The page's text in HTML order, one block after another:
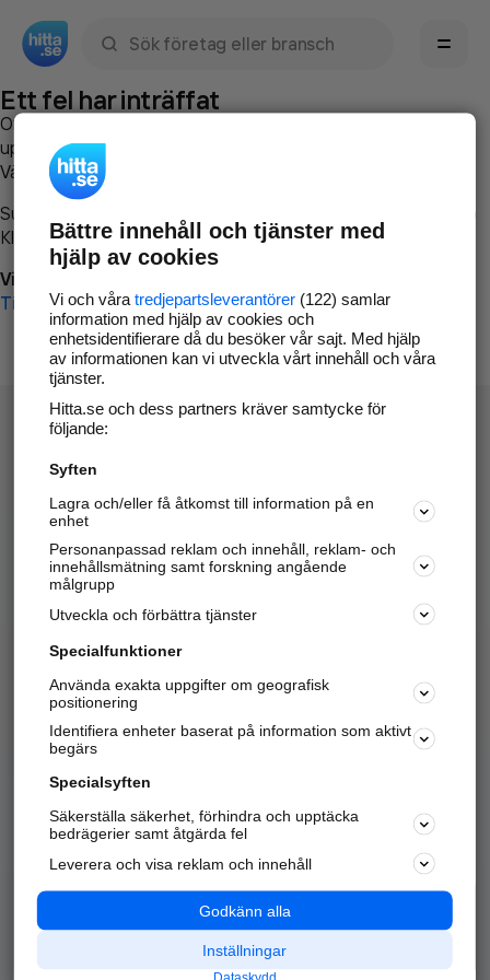
Ett fel har inträffat
Om du vill kan du
uppstod så att vi lättare och snabbare kan avhjälpa det.
Vänligen försök med följande:
Surfa till
Klicka påTillbaka-knappen i webbläsaren och försök igen
Vi beklagar besväret!
Till startsidan
Hitta.se - Gratis nummerupplysning.
Sök företag, personer och platser.
Hitta telefonnummer, adresser, företagsinfo mm.
Marknadsför företaget
Kom igång och annonsera mot
samarbetspartners nära dig.
Alla kategorier
Populära sökningar
API & Kartor
Annonsera
Integritet
Nödnummer
Bättre innehåll och tjänster med
hjälp av cookies
Vi och våra tredjepartsleverantörer(122) samlar
information med hjälp av cookies och
enhetsidentifierare då du besöker vår sajt. Med hjälp
av informationen kan vi utveckla vårt innehåll och våra
tjänster.
Hitta.se och dess partners kräver samtycke för
följande:
Syften
Lagra och/eller få åtkomst till information på en
enhet
Personanpassad reklam och innehåll, reklam- och
innehållsmätning samt forskning angående
målgrupp
Utveckla och förbättra tjänster
Specialfunktioner
Använda exakta uppgifter om geografisk
positionering
Identifiera enheter baserat på information som aktivt
begärs
Specialsyften
Säkerställa säkerhet, förhindra och upptäcka
bedrägerier samt åtgärda fel
Leverera och visa reklam och innehåll
Godkänn alla
Inställningar
Dataskydd